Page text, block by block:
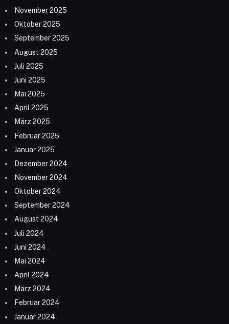
November 2025
Oktober 2025
September 2025
August 2025
Juli 2025
Juni 2025
Mai 2025
April 2025
März 2025
Februar 2025
Januar 2025
Dezember 2024
November 2024
Oktober 2024
September 2024
August 2024
Juli 2024
Juni 2024
Mai 2024
April 2024
März 2024
Februar 2024
Januar 2024